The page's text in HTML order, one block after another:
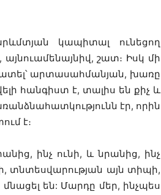
կապիտալ ունեցող
այնուամենայնիվ, շատ։ Իսկ մի
արտասահմանյան, խառը
հանգիստ է, տալիս են քիչ և
էր, որին
է։
ինչ ունի, և նրանից, ինչ
տնտեսվարության այն տիպի,
են: Մարդը մեր, ինչպես